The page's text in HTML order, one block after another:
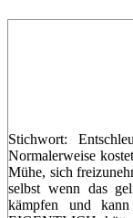
Stichwort:
Normalerweise
Mühe, sich
selbst wenn das
kämpfen und